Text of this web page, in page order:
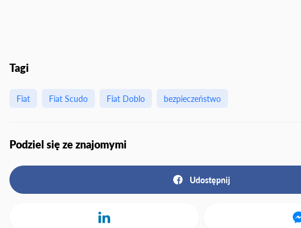
Tagi
Fiat Fiat Scudo Fiat Doblo bezpieczeństwo
Podziel się ze znajomymi
Udostępnij